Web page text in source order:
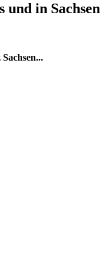
in Sachsen